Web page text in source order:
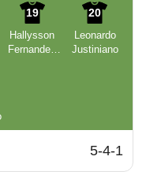
19
Hallysson
Fernandes
20
Leonardo
Justiniano
5-4-1